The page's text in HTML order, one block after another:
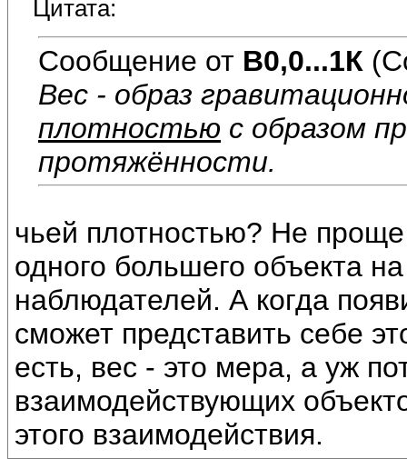
Цитата:
Сообщение от В0,0...1К
Вес - образ
плотностью с образом
протяжённости.
чьей плотностью? Не проще
одного большего объекта
наблюдателей. А когда
сможет представить себе
есть, вес - это мера, а уж
взаимодействующих
этого взаимодействия.